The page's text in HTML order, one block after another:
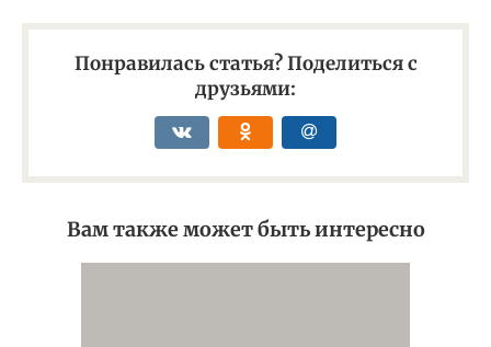
Понравилась статья? Поделиться с
друзьями:
Вам также может быть интересно